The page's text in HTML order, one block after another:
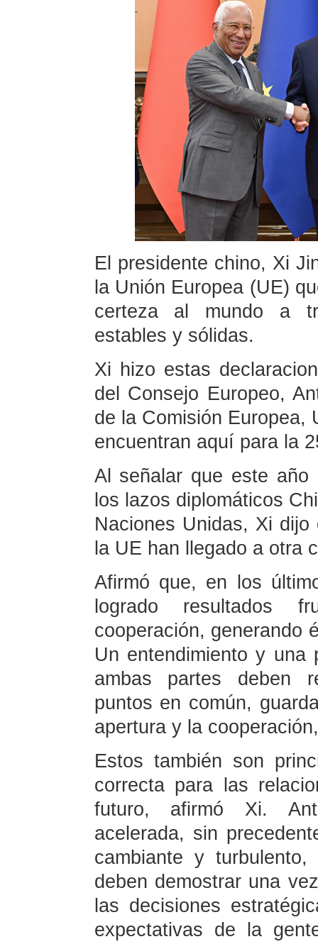
El presidente chino, Xi
la Unión Europea (UE)
certeza al mundo a
estables y sólidas.
Xi hizo estas
del Consejo Europeo,
de la Comisión Europea,
encuentran aquí para la
Al señalar que este año
los lazos diplomáticos
Naciones Unidas, Xi
la UE han llegado a otra
Afirmó que, en los
logrado resultados
cooperación, generando
Un entendimiento y una
ambas partes deben
puntos en común,
apertura y la
Estos también son
correcta para las
futuro, afirmó Xi.
acelerada, sin
cambiante y
deben demostrar una
las decisiones
expectativas de la